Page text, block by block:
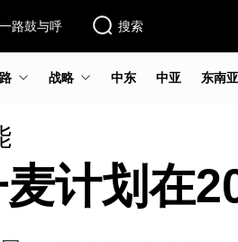
路鼓与呼 搜索
战略 中东 中亚 东南亚
计划在